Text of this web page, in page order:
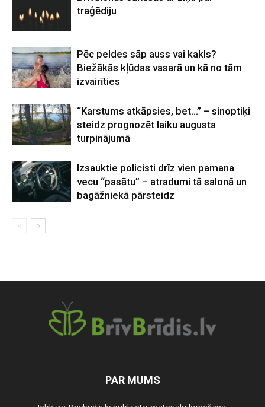
traģēdiju
Pēc peldes sāp auss vai kakls?
Biežākās kļūdas vasarā un kā no tām
izvairīties
“Karstums atkāpsies, bet…” – sinoptiķi
steidz prognozēt laiku augusta
turpinājumā
Izsauktie policisti drīz vien pamana
vecu “pasātu” – atradumi tā salonā un
bagāžniekā pārsteidz
PAR MUMS